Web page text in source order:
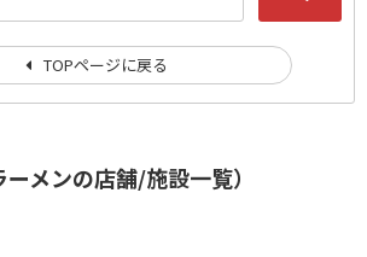
メンの店舗/施設一覧）
TOPページに戻る